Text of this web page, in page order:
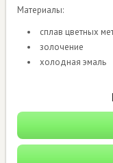
Материалы:
сплав цветных
золочение
холодная эмаль